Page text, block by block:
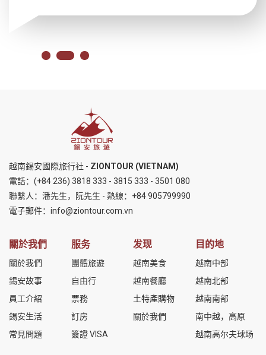
越南錫安國際旅行社 - ZIONTOUR (VIETNAM)
電話： (+84 236) 3818 333 - 3815 333 - 3501 080
聯繫人：潘先生，阮先生 - 熱線： +84 905799990
電子郵件： info@ziontour.com.vn
關於我們
關於我們
錫安故事
員工介紹
錫安生活
常見問題
服务
團體旅遊
自由行
票務
訂房
簽證 VISA
发现
越南美食
越南餐廳
土特產購物
關於我們
目的地
越南中部
越南北部
越南南部
南中越，高原
越南高尔夫球场